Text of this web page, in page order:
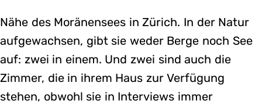
Nähe des Moränensees in Zürich. In der Natur
aufgewachsen, gibt sie weder Berge noch See
auf: zwei in einem. Und zwei sind auch die
Zimmer, die in ihrem Haus zur Verfügung
stehen, obwohl sie in Interviews immer